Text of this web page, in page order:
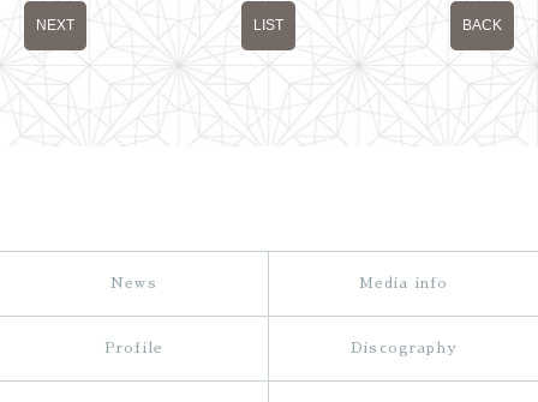
NEXT LIST BACK
News Media info
Profile Discography